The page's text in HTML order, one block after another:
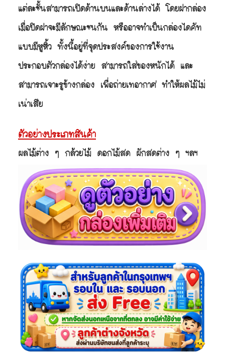
แต่ละชั้นสามารถเปิดด้านบนและด้านล่างได้ โดยฝากล่อง
เมื่อปิดฝาจะมีลักษณะชนกัน หรืออาจทำเป็นกล่องไดคัท
แบบมีหูหิ้ว ทั้งนี้อยู่ที่จุดประสงค์ของการใช้งาน
ประกอบตัวกล่องได้ง่าย สามารถใส่ของหนักได้ และ
สามารถเจาะรูข้างกล่อง เพื่อถ่ายเทอากาศ ทำให้ผลไม้ไม่
เน่าเสีย
ตัวอย่างประเภทสินค้า
ผลไม้ต่าง ๆ กล้วยไม้ ดอกไม้สด ผักสดต่าง ๆ ฯลฯ